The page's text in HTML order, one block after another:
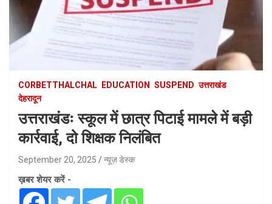
CORBETTHALCHAL EDUCATION SUSPEND उत्तराखंड
देहरादून
उत्तराखंडः स्कूल में छात्र पिटाई मामले में बड़ी
कार्रवाई, दो शिक्षक निलंबित
September 20, 2025 न्यूज़ डेस्क
ख़बर शेयर करें -